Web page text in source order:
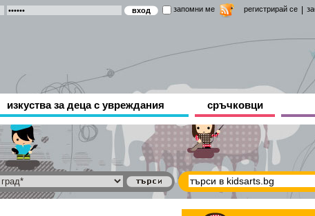
запомни ме регистрирай се
изкуства за деца с увреждания сръчковци